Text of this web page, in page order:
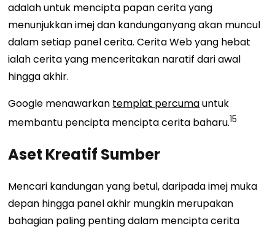
adalah untuk mencipta papan cerita yang
menunjukkan imej dan kandunganyang akan muncul
dalam setiap panel cerita. Cerita Web yang hebat
ialah cerita yang menceritakan naratif dari awal
hingga akhir.
Google menawarkan templat percumauntuk
membantu pencipta mencipta cerita baharu.15
Aset Kreatif Sumber
Mencari kandungan yang betul, daripada imej muka
depan hingga panel akhir mungkin merupakan
bahagian paling penting dalam mencipta cerita